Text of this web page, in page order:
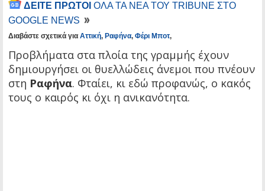
ΔΕΙΤΕ ΠΡΩΤΟΙ ΟΛΑ ΤΑ ΝΕΑ ΤΟΥ TRIBUNE ΣΤΟ
GOOGLE NEWS
Διαβάστε σχετικά για Αττική, Ραφήνα, Φέρι Μποτ,
Προβλήματα στα πλοία της γραμμής έχουν
δημιουργήσει οι θυελλώδεις άνεμοι που πνέουν
στη Ραφήνα. Φταίει, κι εδώ προφανώς, ο κακός
τους ο καιρός κι όχι η ανικανότητα.